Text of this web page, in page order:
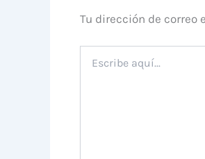
Tu dirección de correo
aquí...